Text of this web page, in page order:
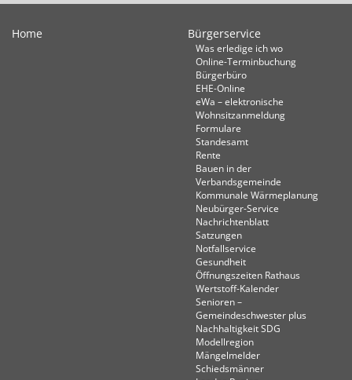
Home Bürgerservice
Was erledige ich wo
Online-Terminbuchung
Bürgerbüro
EHE-Online
eWa – elektronische
Wohnsitzanmeldung
Formulare
Standesamt
Rente
Bauen in der
Verbandsgemeinde
Kommunale Wärmeplanung
Neubürger-Service
Nachrichtenblatt
Satzungen
Notfallservice
Gesundheit
Öffnungszeiten Rathaus
Wertstoff-Kalender
Senioren –
Gemeindeschwester plus
Nachhaltigkeit SDG
Modellregion
Mängelmelder
Schiedsmänner